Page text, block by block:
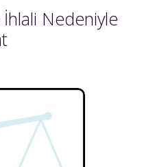
İhlali Nedeniyle